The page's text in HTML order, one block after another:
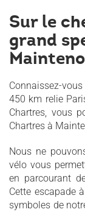
Sur le
grand
Connaissez-vous
450 km relie
Chartres, vous
Chartres à
Nous ne
vélo vous
en parcourant
Cette escapade
symboles de